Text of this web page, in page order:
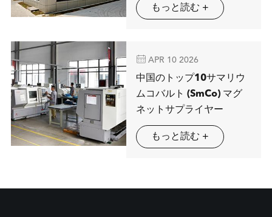
SPRINGもっと読む +
 APR 10 2026
中国のトップ10サマリウ
ムコバルト (SmCo) マグ
ネットサプライヤー
もっと読む +